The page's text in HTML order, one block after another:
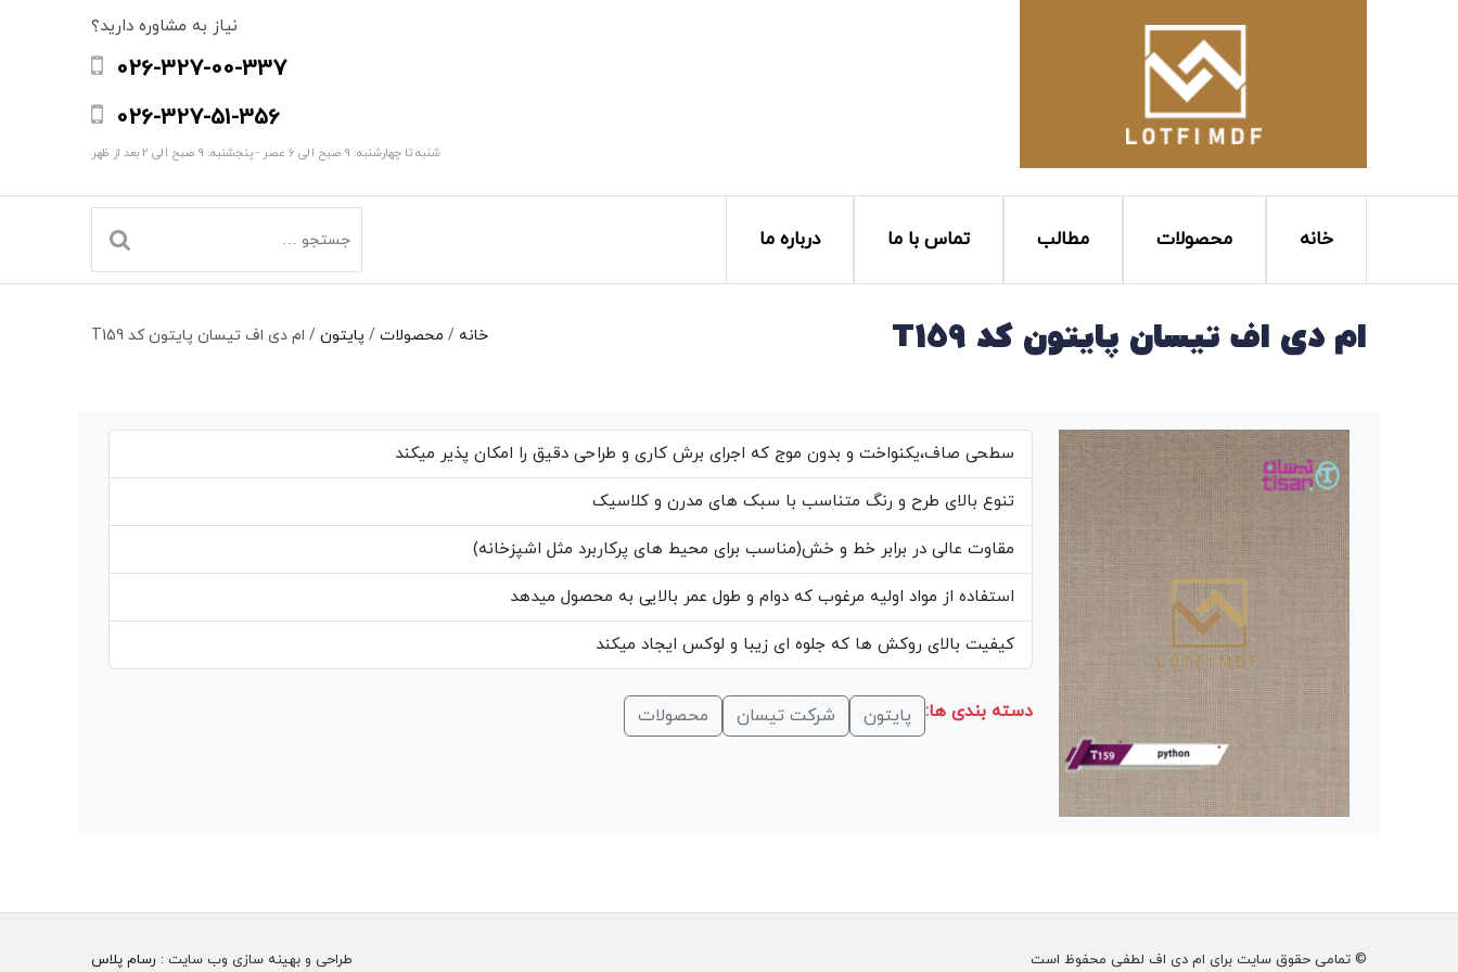
نیاز به مشاوره دارید؟
026-327-00-337
026-327-51-356
شنبه تا چهارشنبه: 9 صبح الی 6 عصر - پنجشنبه: 9 صبح الی 2 بعد از ظهر
خانه محصولات مطالب تماس با ما درباره ما
ام دی اف تیسان پایتون کد T159 خانه / محصولات / پایتون / ام دی اف تیسان پایتون کد T159
سطحی صاف،یکنواخت و بدون موج که اجرای برش کاری و طراحی دقیق را امکان پذیر میکند
تنوع بالای طرح و رنگ متناسب با سبک های مدرن و کلاسیک
مقاوت عالی در برابر خط و خش(مناسب برای محیط های پرکاربرد مثل اشپزخانه)
استفاده از مواد اولیه مرغوب که دوام و طول عمر بالایی به محصول میدهد
کیفیت بالای روکش ها که جلوه ای زیبا و لوکس ایجاد میکند
دسته بندی ها: پایتون شرکت تیسان محصولات
© تمامی حقوق سایت برای ام دی اف لطفی محفوظ است طراحی و بهینه سازی وب سایت : رسام پلاس